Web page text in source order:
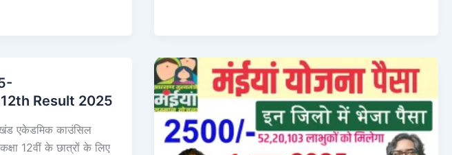
Result 2025
एकेडमिक काउंसिल
12वीं के छात्रों के लिए